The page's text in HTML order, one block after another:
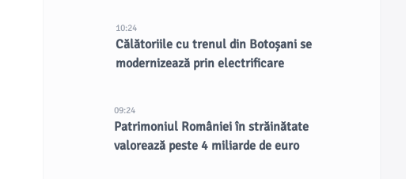
10:24
Călătoriile cu trenul din Botoșani se
modernizează prin electrificare
09:24
Patrimoniul României în străinătate
valorează peste 4 miliarde de euro